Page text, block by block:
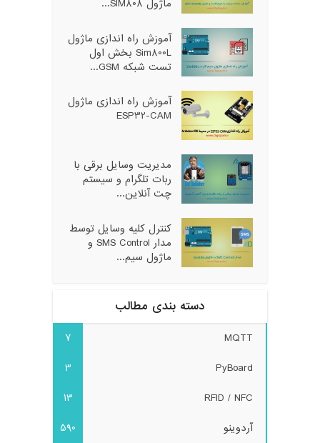
ماژول SIM808...
آموزش راه اندازی ماژول
Sim800L بخش اول
تست شبکه GSM...
آموزش راه اندازی ماژول
ESP32-CAM
مدیریت وسایل برقی با
ربات تلگرام و سیستم
چت آنلاین...
کنترل کلیه وسایل توسط
مدار SMS Control و
ماژول سیم...
دسته بندی مطالب
MQTT
7
PyBoard
3
RFID / NFC
13
آردوینو
590